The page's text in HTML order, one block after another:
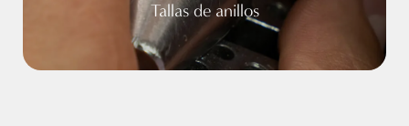
Tallas de anillos